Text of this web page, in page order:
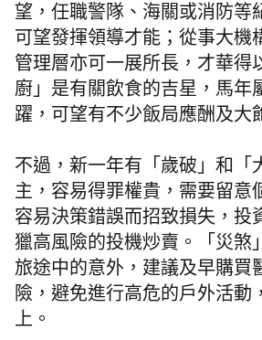
望，任職警隊、海關或消防等
可望發揮領導才能；從事大機
管理層亦可一展所長，才華得
廚」是有關飲食的吉星，馬年
躍，可望有不少飯局應酬及大
不過，新一年有「歲破」和「
主，容易得罪權貴，需要留意
容易決策錯誤而招致損失，投
獵高風險的投機炒賣。「災煞
旅途中的意外，建議及早購買
險，避免進行高危的戶外活動
上。